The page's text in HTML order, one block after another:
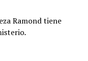
Ramond tiene